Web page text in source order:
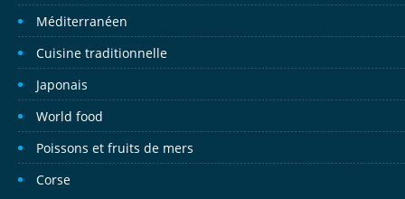
Méditerranéen
Cuisine traditionnelle
Japonais
World food
Poissons et fruits de mers
Corse